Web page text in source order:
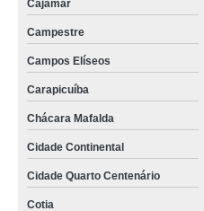
Cajamar
Campestre
Campos Elíseos
Carapicuíba
Chácara Mafalda
Cidade Continental
Cidade Quarto Centenário
Cotia